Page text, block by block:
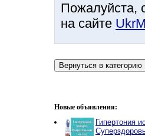
Пожалуйста,
на сайте
Новые объявления:
Гипертония